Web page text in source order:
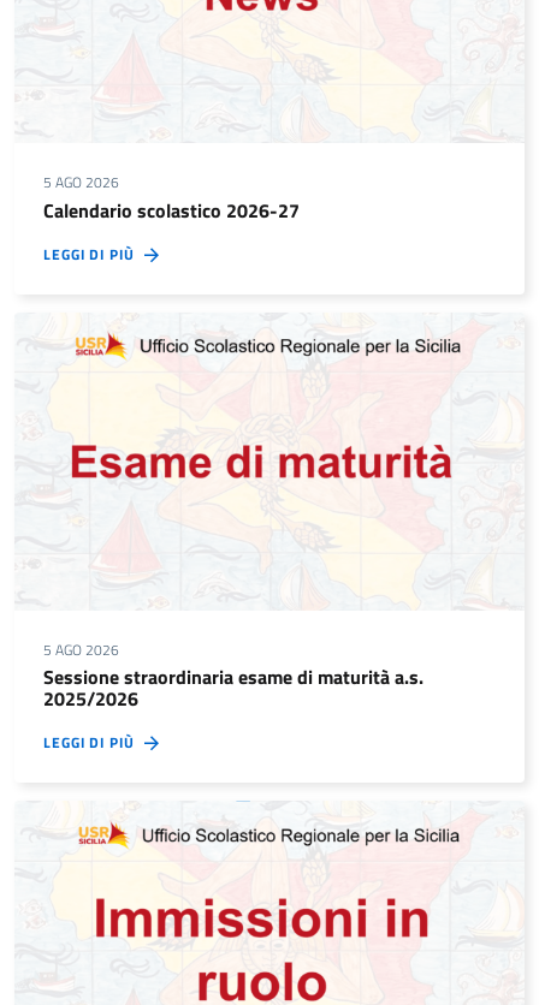
5 AGO 2026
Calendario scolastico 2026-27
LEGGI DI PIÙ
5 AGO 2026
Sessione straordinaria esame di maturità a.s.
2025/2026
LEGGI DI PIÙ